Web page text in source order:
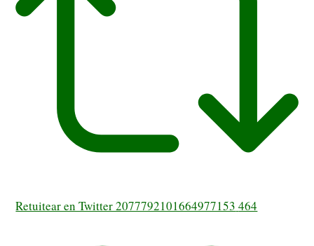
Retuitear en Twitter 2077792101664977153 464